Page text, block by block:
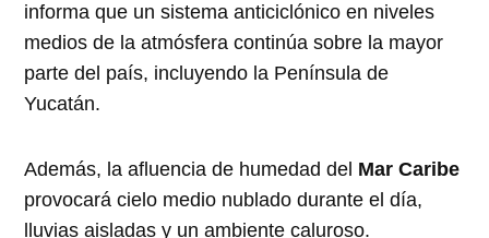
informa que un sistema anticiclónico en niveles
medios de la atmósfera continúa sobre la mayor
parte del país, incluyendo la Península de
Yucatán.
Además, la afluencia de humedad del Mar Caribe
provocará cielo medio nublado durante el día,
lluvias aisladas y un ambiente caluroso.